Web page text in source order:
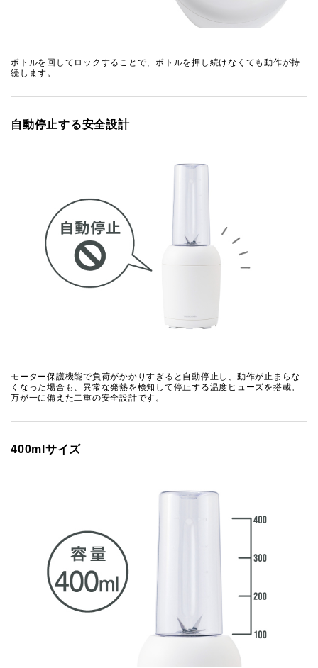
ボトルを回してロックすることで、ボトルを押し続けなくても動作が持
続します。
自動停止する安全設計
モーター保護機能で負荷がかかりすぎると自動停止し、動作が止まらな
くなった場合も、異常な発熱を検知して停止する温度ヒューズを搭載。
万が一に備えた二重の安全設計です。
400mlサイズ